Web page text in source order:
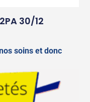
30/12
soins et donc